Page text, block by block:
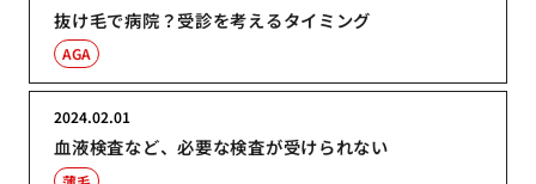
抜け毛で病院？受診を考えるタイミング
AGA
血液検査など、必要な検査が受けられない
2024.02.01